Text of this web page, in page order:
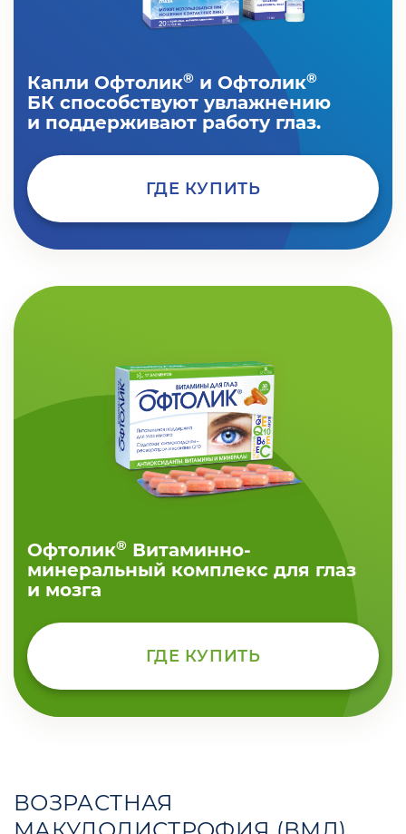
Капли Офтолик® и Офтолик®
БК способствуют увлажнению
и поддерживают работу глаз.
ГДЕ КУПИТЬ
Офтолик® Витаминно-
минеральный комплекс для глаз
и мозга
ГДЕ КУПИТЬ
ВОЗРАСТНАЯ